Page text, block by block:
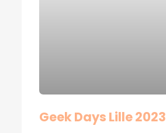
Geek Days Lille 2023